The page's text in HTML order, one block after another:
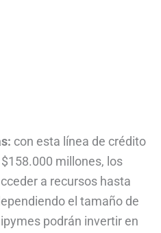
con esta línea de crédito
millones, los
a recursos hasta
el tamaño de
podrán invertir en